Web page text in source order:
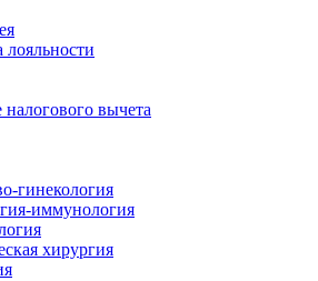
вычета
гинекология
иммунология
хирургия